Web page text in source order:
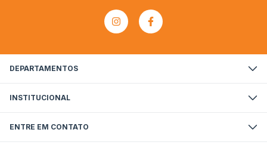
DEPARTAMENTOS
INSTITUCIONAL
ENTRE EM CONTATO